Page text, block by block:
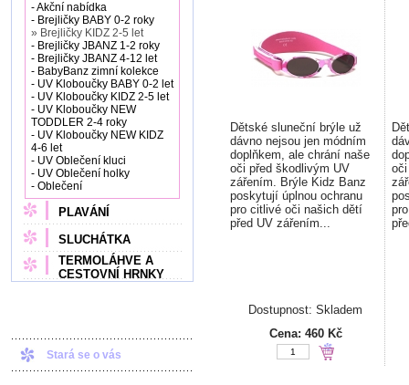
- Akční nabídka
- Brejličky BABY 0-2 roky
» Brejličky KIDZ 2-5 let
- Brejličky JBANZ 1-2 roky
- Brejličky JBANZ 4-12 let
- BabyBanz zimní kolekce
- UV Kloboučky BABY 0-2 let
- UV Kloboučky KIDZ 2-5 let
- UV Kloboučky NEW
TODDLER 2-4 roky
- UV Kloboučky NEW KIDZ
4-6 let
- UV Oblečení kluci
- UV Oblečení holky
- Oblečení
PLAVÁNÍ
SLUCHÁTKA
TERMOLÁHVE A
CESTOVNÍ HRNKY
Stará se o vás
Dětské sluneční brýle už
dávno nejsou jen módním
doplňkem, ale chrání naše
oči před škodlivým UV
zářením. Brýle Kidz Banz
poskytují úplnou ochranu
pro citlivé oči našich dětí
před UV zářením...
Dostupnost: Skladem
Cena: 460 Kč